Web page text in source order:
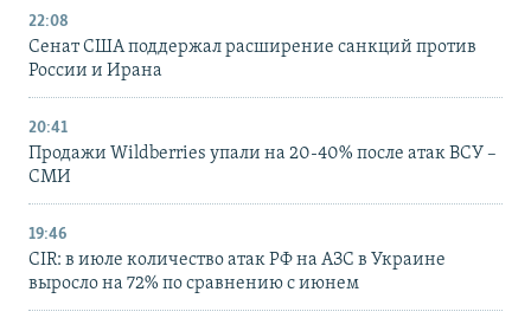
22:08
Сенат США поддержал расширение санкций против
России и Ирана
20:41
Продажи Wildberries упали на 20-40% после атак ВСУ –
СМИ
19:46
CIR: в июле количество атак РФ на АЗС в Украине
выросло на 72% по сравнению с июнем